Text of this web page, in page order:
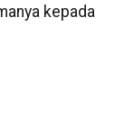
kepada